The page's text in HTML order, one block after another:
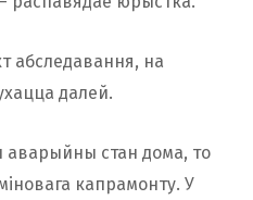
абследавання, на
далей.
аварыйны стан дома, то
капрамонту. У